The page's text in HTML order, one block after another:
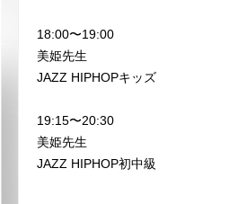
18:00〜19:00
美姫先生
JAZZ HIPHOPキッズ
19:15〜20:30
美姫先生
JAZZ HIPHOP初中級